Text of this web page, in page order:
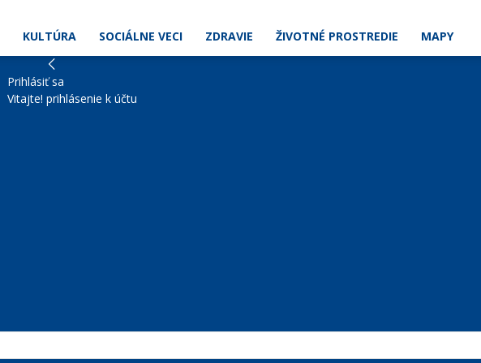
KULTÚRA SOCIÁLNE VECI ZDRAVIE ŽIVOTNÉ PROSTREDIE MAPY
Prihlásiť sa
Vitajte! prihlásenie k účtu